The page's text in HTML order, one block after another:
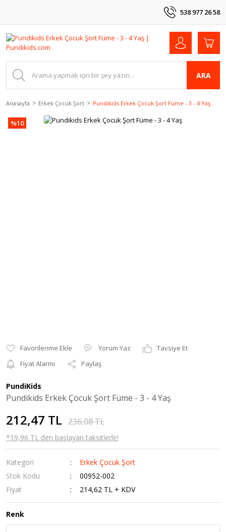
538 977 26 58
ARA
Anasayfa Erkek Çocuk Şort Pundikids Erkek Çocuk Şort Füme - 3 - 4 Yaş
%10
Yorum Yaz
Tavsiye Et
Fiyat Alarmı
Paylaş
PundiKids
Pundikids Erkek Çocuk Şort Füme - 3 - 4 Yaş
212,47 TL 236,08 TL
*19,96 TL den başlayan taksitlerle!
Kategori
Erkek Çocuk Şort
Stok Kodu
00952-002
Fiyat
214,62 TL + KDV
Renk